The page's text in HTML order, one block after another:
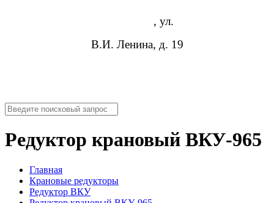
, ул.
В.И. Ленина, д. 19
Редуктор крановый ВКУ-965
Главная
Крановые редукторы
Редуктор ВКУ